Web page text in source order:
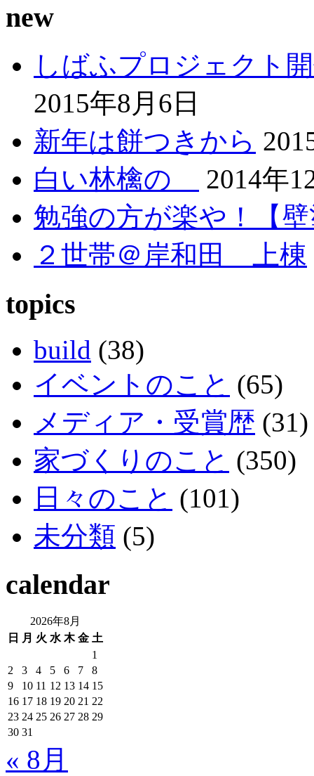
new
しばふプロジェクト
2015年8月6日
新年は餅つきから
白い林檎の
2014年
勉強の方が楽や！【
２世帯＠岸和田 上棟
topics
build (38)
イベントのこと (65)
メディア・受賞歴 (31)
家づくりのこと (350)
日々のこと (101)
未分類 (5)
calendar
2026年8月
日
月 火 水 木 金 土
1
2
3 4 5 6 7
8
9
10 11 12 13 14 15
16 17 18 19 20 21 22
23 24 25 26 27 28 29
30 31
« 8月